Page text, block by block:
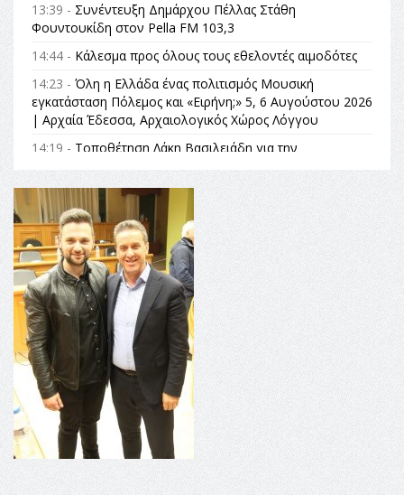
13:39 - Συνέντευξη Δημάρχου Πέλλας Στάθη
Φουντουκίδη στον Pella FM 103,3
14:44 - Κάλεσμα προς όλους τους εθελοντές αιμοδότες
14:23 - Όλη η Ελλάδα ένας πολιτισμός Μουσική
εγκατάσταση Πόλεμος και «Ειρήνη;» 5, 6 Αυγούστου 2026
| Αρχαία Έδεσσα, Αρχαιολογικός Χώρος Λόγγου
14:19 - Τοποθέτηση Λάκη Βασιλειάδη για την
Αναθεώρηση του Συντάγματος: «Σε τέτοιες κορυφαίες
θεσμικές διαδικασίες υπάρχει μόνο η ευθύνη απέναντι
στις επόμενες γενιές»
16:35 -Το πρόγραμμα του ΠΑΟΚ στον δεύτερο γύρο του
Champions League!
16:27 -Όλυμπος: Εντάχθηκε στον Κατάλογο Παγκόσμιας
Κληρονομιάς της UNESCO – Ομόφωνη η απόφαση Ο
Όλυμπος αναγνωρίστηκε ως φυσικό και πολιτιστικό
αγαθό εξέχουσας οικουμενικής αξίας για την
ανθρωπότητα
16:18 -
ΕΝΟΡΙΑΚΕΣ ΚΑΛΟΚΑΙΡΙΝΕΣ ΔΡΑΣΕΙΣ ΓΙΑ ΠΑΙΔΙΑ
ΣΤΗΝ ΕΔΕΣΣΑ